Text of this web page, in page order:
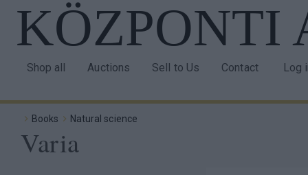
Skip
main
navigation
Shop all Auctions Sell to Us Contact Log
Breadcrumb
Books Natural science
Varia